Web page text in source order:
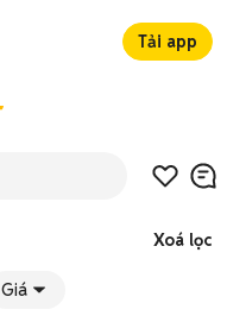
Tải app
Xoá lọc
Giá